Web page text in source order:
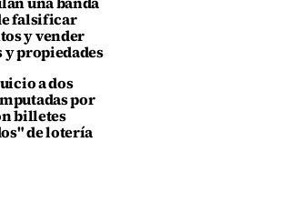
falsificar
y vender
propiedades
a dos
por
billetes
de lotería